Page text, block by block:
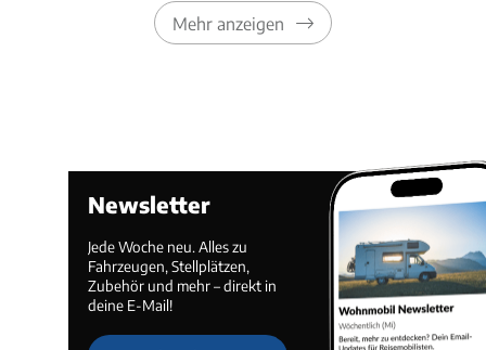
Mehr anzeigen
Newsletter
Jede Woche neu. Alles zu
Fahrzeugen, Stellplätzen,
Zubehör und mehr – direkt in
deine E-Mail!